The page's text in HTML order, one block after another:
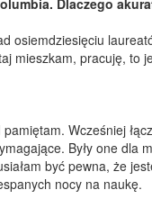
Dlaczego
osiemdziesięciu
mieszkam, pracuję, to
Wcześniej
Były one
być pewna, że
nocy na naukę.